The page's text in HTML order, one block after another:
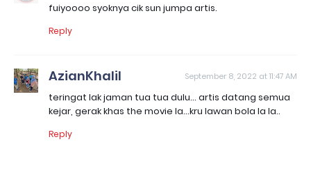
fuiyoooo syoknya cik sun jumpa artis.
Reply
AzianKhalil September 8, 2022 at 11:47 AM
teringat lak jaman tua tua dulu... artis datang semua
kejar, gerak khas the movie la...kru lawan bola la la..
Reply